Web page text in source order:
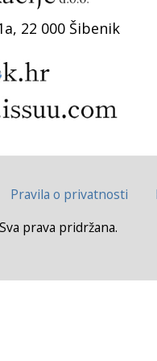
22 000 Šibenik
Pravila o privatnosti
prava pridržana.